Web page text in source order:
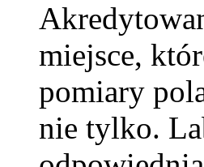
miejsce,
pomiary
nie tylko.